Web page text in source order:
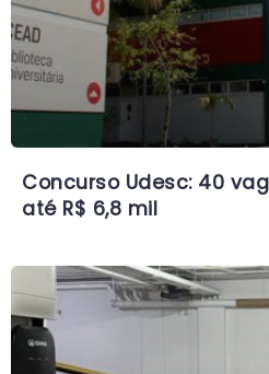
Concurso Udesc: 40
até R$ 6,8 mil